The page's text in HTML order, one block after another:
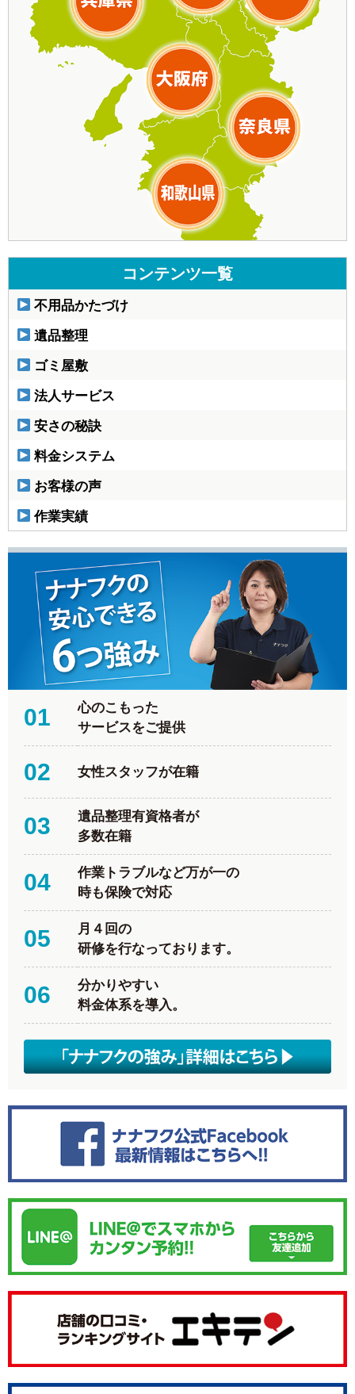
コンテンツ一覧
不用品かたづけ
遺品整理
ゴミ屋敷
法人サービス
安さの秘訣
料金システム
お客様の声
作業実績
01
心のこもった
サービスをご提供
02 女性スタッフが在籍
03
遺品整理有資格者が
多数在籍
04
作業トラブルなど万が一の
時も保険で対応
05
月４回の
研修を行なっております。
06
分かりやすい
料金体系を導入。